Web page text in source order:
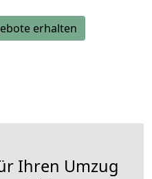
erhalten
Ihren Umzug